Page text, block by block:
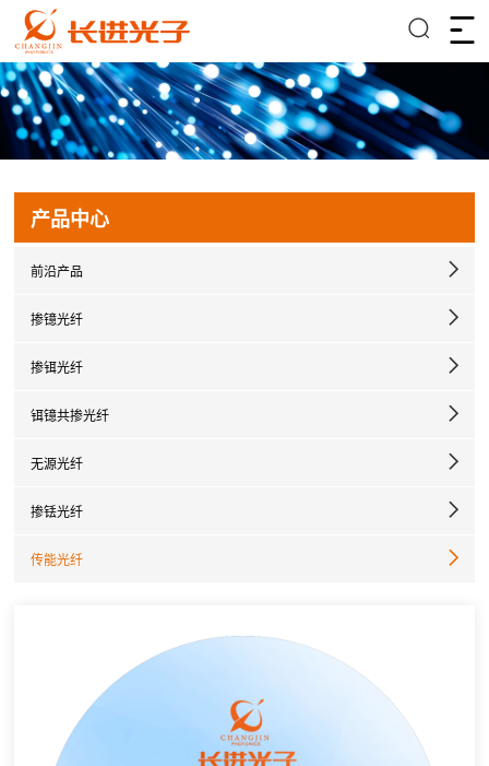
产品中心
前沿产品
掺镱光纤
掺铒光纤
铒镱共掺光纤
无源光纤
掺铥光纤
传能光纤